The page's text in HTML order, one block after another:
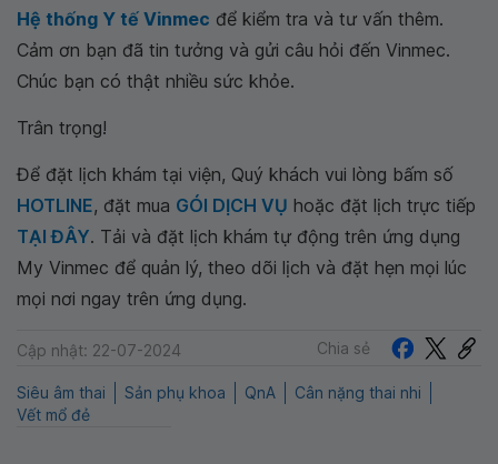
Hệ thống Y tế Vinmec để kiểm tra và tư vấn thêm.
Cảm ơn bạn đã tin tưởng và gửi câu hỏi đến Vinmec.
Chúc bạn có thật nhiều sức khỏe.
Trân trọng!
Để đặt lịch khám tại viện, Quý khách vui lòng bấm số
HOTLINE, đặt mua GÓI DỊCH VỤ hoặc đặt lịch trực tiếp
TẠI ĐÂY. Tải và đặt lịch khám tự động trên ứng dụng
My Vinmec để quản lý, theo dõi lịch và đặt hẹn mọi lúc
mọi nơi ngay trên ứng dụng.
Cập nhật: 22-07-2024 Chia sẻ
Siêu âm thai Sản phụ khoa QnA
Cân nặng thai nhi
Vết mổ đẻ